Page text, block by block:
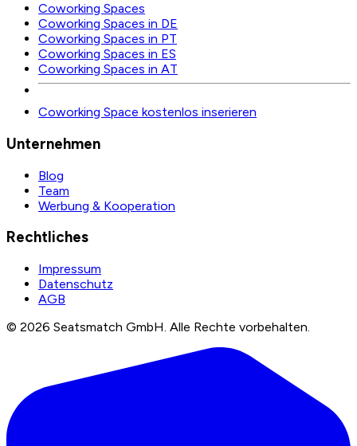
Coworking Spaces
Coworking Spaces in DE
Coworking Spaces in PT
Coworking Spaces in ES
Coworking Spaces in AT
Coworking Space kostenlos inserieren
Unternehmen
Blog
Team
Werbung & Kooperation
Rechtliches
Impressum
Datenschutz
AGB
© 2026 Seatsmatch GmbH. Alle Rechte vorbehalten.